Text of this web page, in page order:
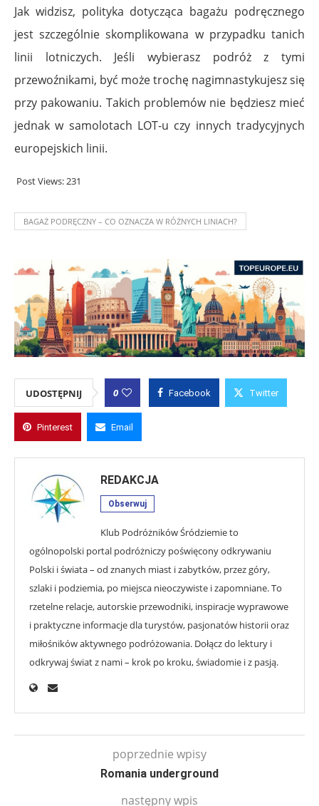
Jak widzisz, polityka dotycząca bagażu podręcznego
jest szczególnie skomplikowana w przypadku tanich
linii lotniczych. Jeśli wybierasz podróż z tymi
przewoźnikami, być może trochę nagimnastykujesz się
przy pakowaniu. Takich problemów nie będziesz mieć
jednak w samolotach LOT-u czy innych tradycyjnych
europejskich linii.
Post Views:231
BAGAŻ PODRĘCZNY – CO OZNACZA W RÓŻNYCH LINIACH?
UDOSTĘPNIJ 0 Facebook Twitter
Pinterest Email
REDAKCJA
Obserwuj
Klub Podróżników Śródziemie to
ogólnopolski portal podróżniczy poświęcony odkrywaniu
Polski i świata – od znanych miast i zabytków, przez góry,
szlaki i podziemia, po miejsca nieoczywiste i zapomniane. To
rzetelne relacje, autorskie przewodniki, inspiracje wyprawowe
i praktyczne informacje dla turystów, pasjonatów historii oraz
miłośników aktywnego podróżowania. Dołącz do lektury i
odkrywaj świat z nami – krok po kroku, świadomie i z pasją.
poprzednie wpisy
Romania underground
następny wpis